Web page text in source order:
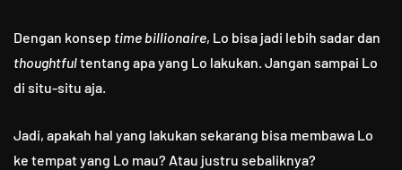
Dengan konsep time billionaire, Lo bisa jadi lebih sadar dan
thoughtfultentang apa yang Lo lakukan. Jangan sampai Lo
di situ-situ aja.
Jadi, apakah hal yang lakukan sekarang bisa membawa Lo
ke tempat yang Lo mau? Atau justru sebaliknya?